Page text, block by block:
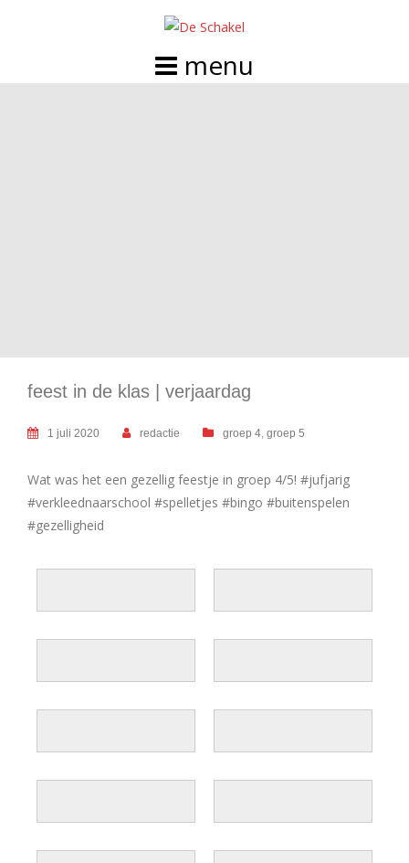
feest in de klas | verjaardag
1 juli 2020 redactie groep 4 groep 5
Wat was het een gezellig feestje in groep 4/5! #jufjarig
#verkleednaarschool #spelletjes #bingo #buitenspelen
#gezelligheid